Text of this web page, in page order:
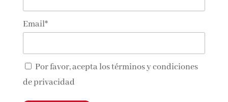
Email*
Por favor, acepta lostérminos y condiciones
de privacidad